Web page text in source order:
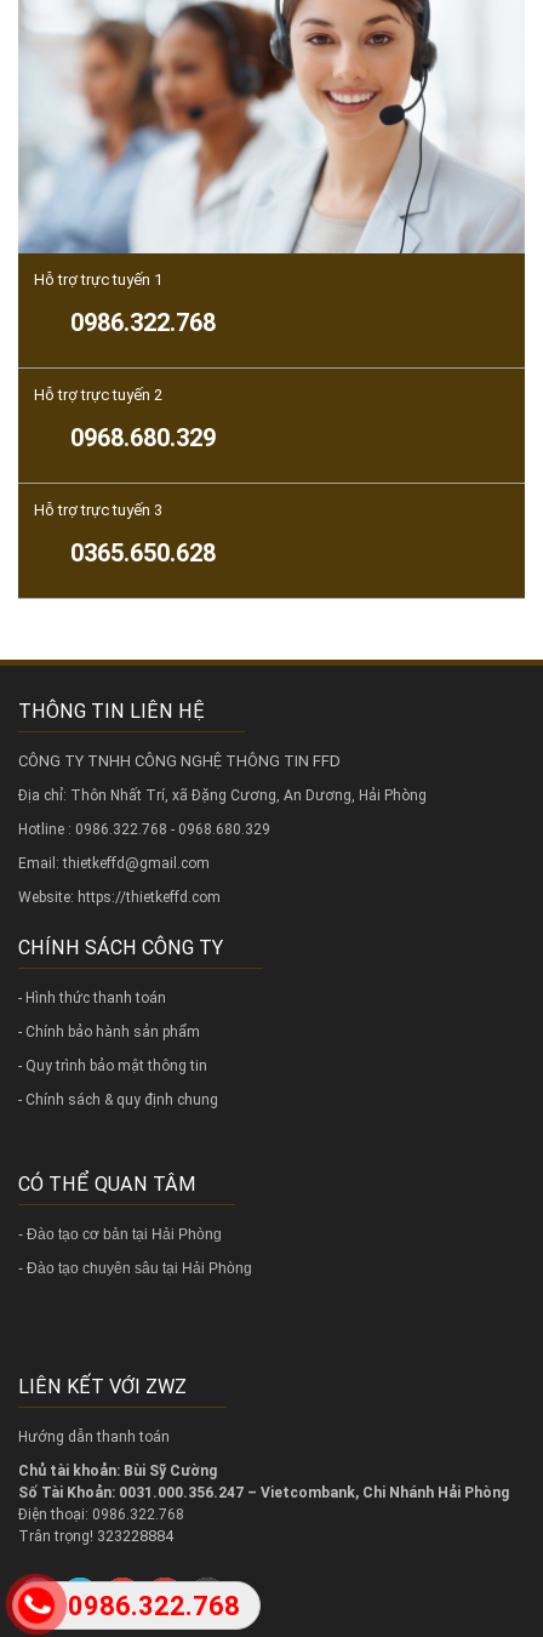
Hỗ trợ trực tuyến 1
0986.322.768
Hỗ trợ trực tuyến 2
0968.680.329
Hỗ trợ trực tuyến 3
0365.650.628
THÔNG TIN LIÊN HỆ
CÔNG TY TNHH CÔNG NGHỆ THÔNG TIN FFD
Địa chỉ: Thôn Nhất Trí, xã Đặng Cương, An Dương, Hải Phòng
Hotline : 0986.322.768 - 0968.680.329
Email: thietkeffd@gmail.com
Website: https://thietkeffd.com
CHÍNH SÁCH CÔNG TY
- Hình thức thanh toán
- Chính bảo hành sản phẩm
- Quy trình bảo mật thông tin
- Chính sách & quy định chung
CÓ THỂ QUAN TÂM
- Đào tạo cơ bản tại Hải Phòng
- Đào tạo chuyên sâu tại Hải Phòng
LIÊN KẾT VỚI ZWZ
Hướng dẫn thanh toán
Chủ tài khoản: Bùi Sỹ Cường
Số Tài Khoản: 0031.000.356.247 – Vietcombank, Chi Nhánh Hải Phòng
Điện thoại: 0986.322.768
Trân trọng! 323228884
0986.322.768